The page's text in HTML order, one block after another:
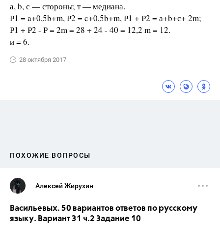
а, b, с — стороны; т — медиана.
Р1 = a+0,5b+m, Р2 = c+0,5b+m, Р1 + Р2 = а+b+с+ 2m;
Р1 + Р2 - Р = 2m = 28 + 24 - 40 = 12,2 m = 12.
и = 6.
28 октября 2017
ПОХОЖИЕ ВОПРОСЫ
Алексей Жирухин
Васильевых. 50 вариантов ответов по русскому
языку. Вариант 31 ч.2 Задание 10